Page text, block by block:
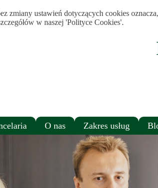
ustawień dotyczących cookies
w naszej 'Polityce Cookies'.
O nas Zakres usług